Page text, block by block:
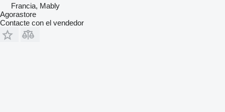
Francia, Mably
Agorastore
Contacte con el vendedor